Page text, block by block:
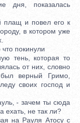
дня, показалась
и повел его к
в котором уже
покинули
тень, которая то
от них, словно
верный Гримо,
своих господ и
- зачем ты сюда
ехать, не так ли?
на Рауля Атосу с